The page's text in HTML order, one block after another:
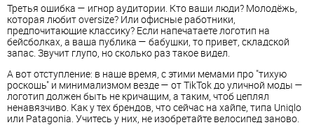
Третья ошибка — игнор аудитории. Кто ваши люди? Молодёжь,
которая любит oversize? Или офисные работники,
предпочитающие классику? Если напечатаете логотип на
бейсболках, а ваша публика — бабушки, то привет, складской
запас. Звучит глупо, но сколько раз такое видел.
А вот отступление: в наше время, с этими мемами про "тихую
роскошь" и минимализмом везде — от TikTok до уличной моды —
логотип должен быть не кричащим, а таким, чтоб цеплял
ненавязчиво. Как у тех брендов, что сейчас на хайпе, типа Uniqlo
или Patagonia. Учитесь у них, не изобретайте велосипед заново.